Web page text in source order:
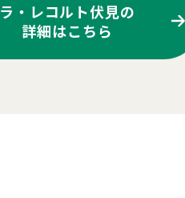
ラ・レコルト伏見の
詳細はこちら